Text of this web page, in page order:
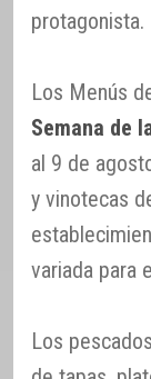
protagonista.
Los Menús
Semana de
al 9 de
y vinotecas
variada para
Los